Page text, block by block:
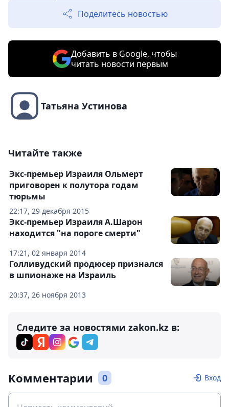
Поделитесь новостью
Добавить в Google, чтобы
читать новости первым
Татьяна Устинова
Читайте также
22:17, 29 декабря 2015
Экс-премьер Израиля Ольмерт
приговорен к полутора годам
тюрьмы
17:21, 02 января 2014
Экс-премьер Израиля А.Шарон
находится "на пороге смерти"
20:37, 26 ноября 2013
Голливудский продюсер признался
в шпионаже на Израиль
Следите за новостями zakon.kz в:
Комментарии 0 Вход